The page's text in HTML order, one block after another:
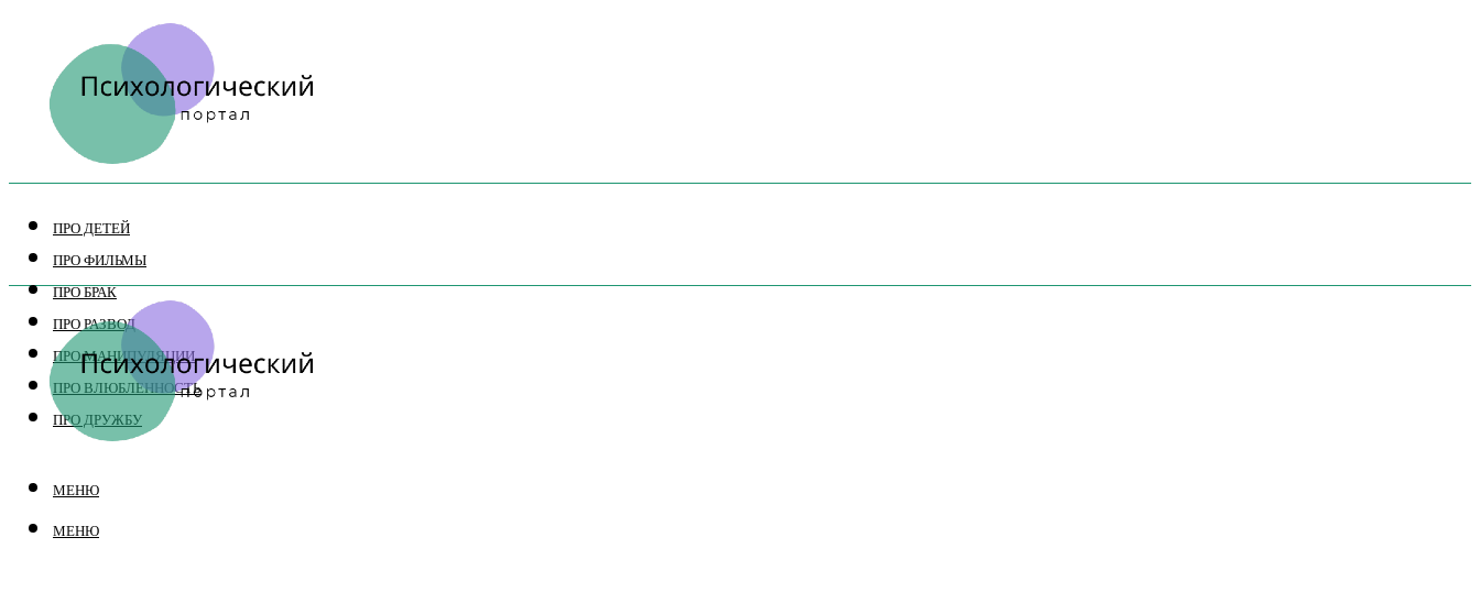
ПРО ДЕТЕЙ
ПРО ФИЛЬМЫ
ПРО БРАК
ПРО РАЗВОД
ПРО МАНИПУЛЯЦИИ
ПРО ВЛЮБЛЕННОСТЬ
ПРО ДРУЖБУ
МЕНЮ
МЕНЮ